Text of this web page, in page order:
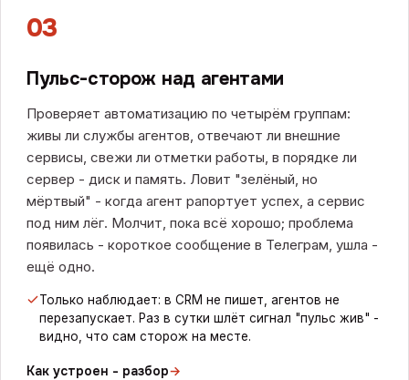
03
Пульс-сторож над агентами
Проверяет автоматизацию по четырём группам:
живы ли службы агентов, отвечают ли внешние
сервисы, свежи ли отметки работы, в порядке ли
сервер - диск и память. Ловит "зелёный, но
мёртвый" - когда агент рапортует успех, а сервис
под ним лёг. Молчит, пока всё хорошо; проблема
появилась - короткое сообщение в Телеграм, ушла -
ещё одно.
Только наблюдает: в CRM не пишет, агентов не
перезапускает. Раз в сутки шлёт сигнал "пульс жив" -
видно, что сам сторож на месте.
Как устроен - разбор→